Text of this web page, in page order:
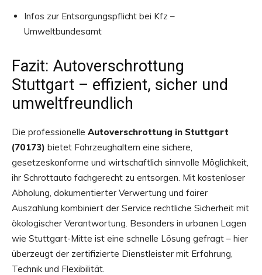
Infos zur Entsorgungspflicht bei Kfz –
Umweltbundesamt
Fazit: Autoverschrottung
Stuttgart – effizient, sicher und
umweltfreundlich
Die professionelle Autoverschrottung in Stuttgart
(70173) bietet Fahrzeughaltern eine sichere,
gesetzeskonforme und wirtschaftlich sinnvolle Möglichkeit,
ihr Schrottauto fachgerecht zu entsorgen. Mit kostenloser
Abholung, dokumentierter Verwertung und fairer
Auszahlung kombiniert der Service rechtliche Sicherheit mit
ökologischer Verantwortung. Besonders in urbanen Lagen
wie Stuttgart-Mitte ist eine schnelle Lösung gefragt – hier
überzeugt der zertifizierte Dienstleister mit Erfahrung,
Technik und Flexibilität.